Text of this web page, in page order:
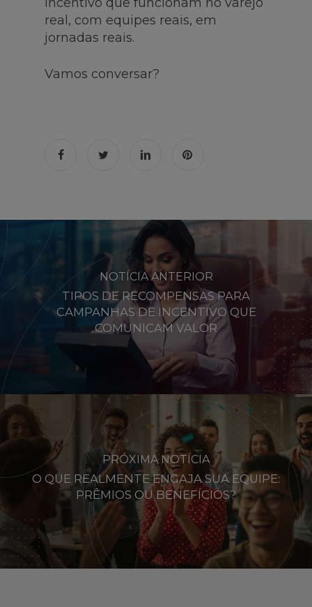
real, com equipes reais, em
jornadas reais.
Vamos conversar?
NOTÍCIA ANTERIOR
TIPOS DE RECOMPENSAS PARA
CAMPANHAS DE INCENTIVO QUE
COMUNICAM VALOR
PRÓXIMA NOTÍCIA
O QUE REALMENTE ENGAJA SUA EQUIPE:
PRÊMIOS OU BENEFÍCIOS?